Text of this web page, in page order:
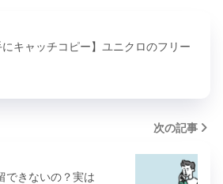
にキャッチコピー】ユニクロのフリー
次の記事
できないの？実は